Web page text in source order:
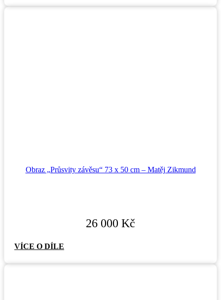
Obraz „Průsvity závěsu“ 73 x 50 cm – Matěj Zikmund
26 000 Kč
VÍCE O DÍLE